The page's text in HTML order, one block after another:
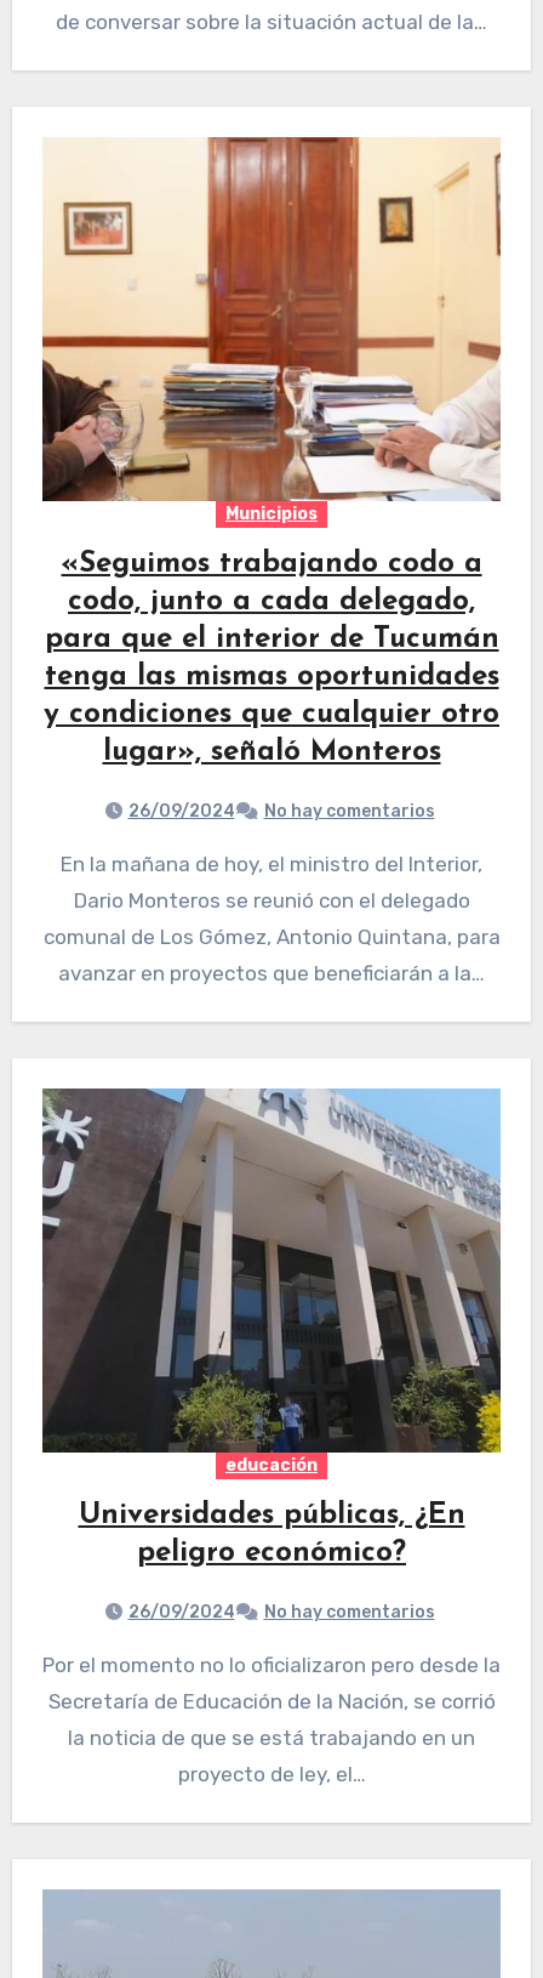
de conversar sobre la situación actual de la…
Municipios
«Seguimos trabajando codo a
codo, junto a cada delegado,
para que el interior de Tucumán
tenga las mismas oportunidades
y condiciones que cualquier otro
lugar», señaló Monteros
26/09/2024 No hay comentarios
En la mañana de hoy, el ministro del Interior,
Dario Monteros se reunió con el delegado
comunal de Los Gómez, Antonio Quintana, para
avanzar en proyectos que beneficiarán a la…
educación
Universidades públicas, ¿En
peligro económico?
26/09/2024 No hay comentarios
Por el momento no lo oficializaron pero desde la
Secretaría de Educación de la Nación, se corrió
la noticia de que se está trabajando en un
proyecto de ley, el…